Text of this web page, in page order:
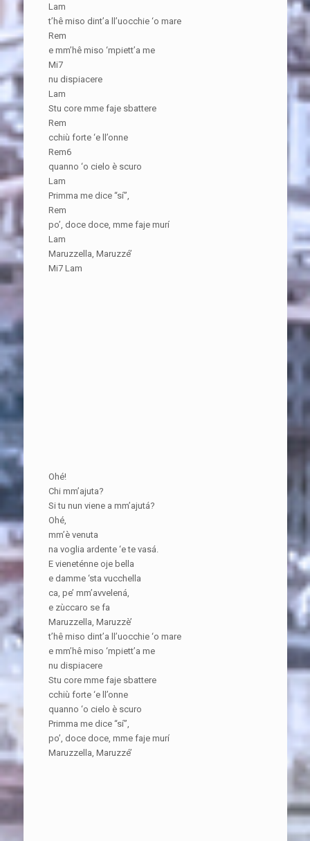
Lam
t’hê miso dint’a ll’uocchie ‘o mare
Rem
e mm’hê miso ‘mpiett’a me
Mi7
nu dispiacere
Lam
Stu core mme faje sbattere
Rem
cchiù forte ‘e ll’onne
Rem6
quanno ‘o cielo è scuro
Lam
Primma me dice “sí”,
Rem
po’, doce doce, mme faje murí
Lam
Maruzzella, Maruzzé’
Mi7 Lam
Ohé!
Chi mm’ajuta?
Si tu nun viene a mm’ajutá?
Ohé,
mm’è venuta
na voglia ardente ‘e te vasá.
E vieneténne oje bella
e damme ‘sta vucchella
ca, pe’ mm’avvelená,
e zùccaro se fa
Maruzzella, Maruzzè’
t’hê miso dint’a ll’uocchie ‘o mare
e mm’hê miso ‘mpiett’a me
nu dispiacere
Stu core mme faje sbattere
cchiù forte ‘e ll’onne
quanno ‘o cielo è scuro
Primma me dice “sí”,
po’, doce doce, mme faje murí
Maruzzella, Maruzzé’